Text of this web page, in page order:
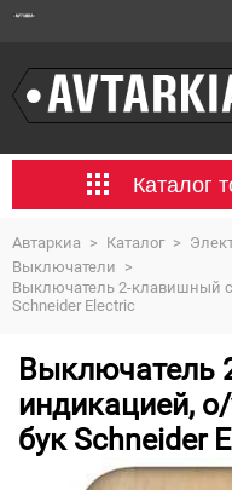
Каталог
Автаркиа > Каталог >
Выключатели >
Выключатель 2-клавишный
Schneider Electric
Выключатель
индикацией,
бук Schneider